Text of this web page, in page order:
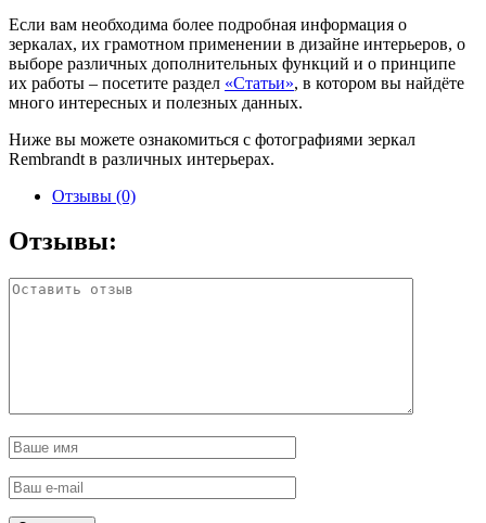
Если вам необходима более подробная информация о
зеркалах, их грамотном применении в дизайне интерьеров, о
выборе различных дополнительных функций и о принципе
их работы – посетите раздел «Статьи», в котором вы найдёте
много интересных и полезных данных.
Ниже вы можете ознакомиться с фотографиями зеркал
Rembrandt в различных интерьерах.
Отзывы (0)
Отзывы: